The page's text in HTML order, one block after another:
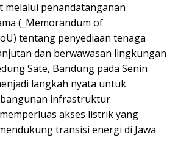
melalui penandatanganan
(_Memorandum of
tentang penyediaan tenaga
dan berwawasan lingkungan
Sate, Bandung pada Senin
langkah nyata untuk
infrastruktur
akses listrik yang
transisi energi di Jawa